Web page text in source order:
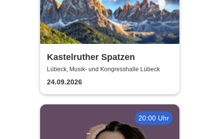
Kastelruther Spatzen
Lübeck, Musik- und Kongresshalle Lübeck
24.09.2026
20:00 Uhr